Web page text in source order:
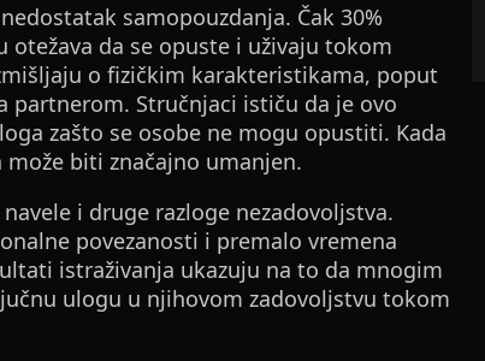
samopouzdanja. Čak 30%
da se opuste i uživaju tokom
o fizičkim karakteristikama, poput
Stručnjaci ističu da je ovo
zašto se osobe ne mogu opustiti. Kada
biti značajno umanjen.
i druge razloge nezadovoljstva.
povezanosti i premalo vremena
istraživanja ukazuju na to da mnogim
ulogu u njihovom zadovoljstvu tokom